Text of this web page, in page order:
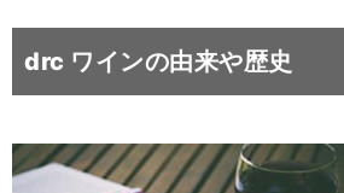
drc ワインの由来や歴史